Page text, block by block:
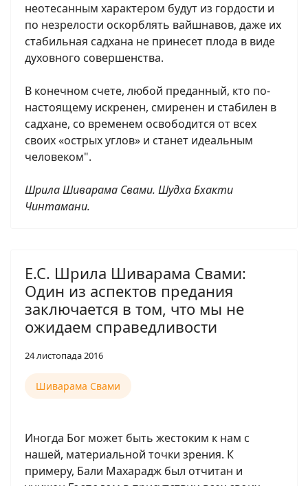
неотесанным характером будут из гордости и
по незрелости оскорблять вайшнавов, даже их
стабильная садхана не принесет плода в виде
духовного совершенства.
В конечном счете, любой преданный, кто по-
настоящему искренен, смиренен и стабилен в
садхане, со временем освободится от всех
своих «острых углов» и станет идеальным
человеком".
Шрила Шиварама Свами. Шудха Бхакти
Чинтамани.
Е.С. Шрила Шиварама Свами:
Один из аспектов предания
заключается в том, что мы не
ожидаем справедливости
24 листопада 2016
Шиварама Свами
Иногда Бог может быть жестоким к нам с
нашей, материальной точки зрения. К
примеру, Бали Махарадж был отчитан и